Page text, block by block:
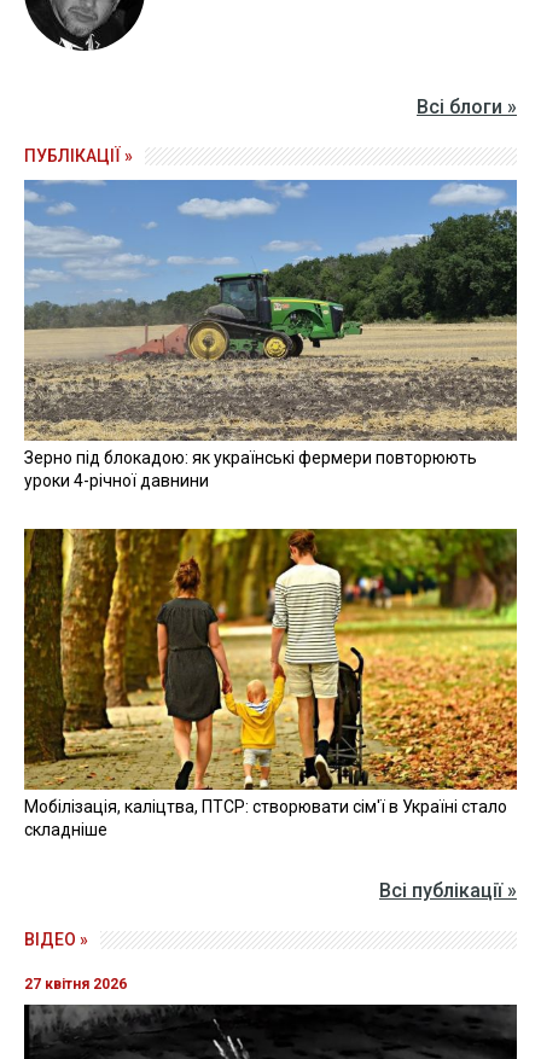
Всі блоги »
ПУБЛІКАЦІЇ »
Зерно під блокадою: як українські фермери повторюють
уроки 4-річної давнини
Мобілізація, каліцтва, ПТСР: створювати сім'ї в Україні стало
складніше
Всі публікації »
ВІДЕО »
27 квітня 2026